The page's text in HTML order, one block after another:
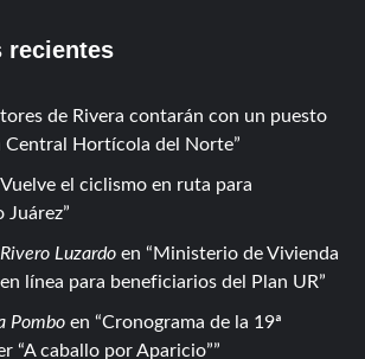
recientes
de Rivera contarán con un puesto
Central Hortícola del Norte
Vuelve el ciclismo en ruta para
Juárez
Luzardo en
Ministerio de Vivienda
línea para beneficiarios del Plan UR
Pombo en
Cronograma de la 19ª
“A caballo por Aparicio”